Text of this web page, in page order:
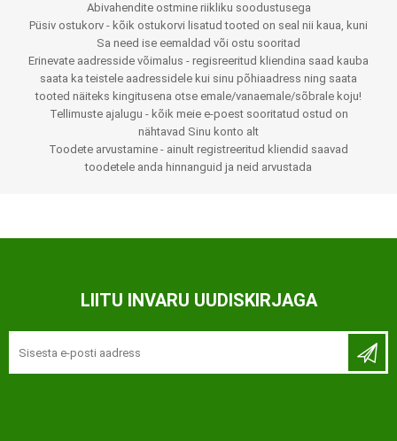
Abivahendite ostmine riikliku soodustusega
Püsiv ostukorv - kõik ostukorvi lisatud tooted on seal nii kaua, kuni
Sa need ise eemaldad või ostu sooritad
Erinevate aadresside võimalus - regisreeritud kliendina saad kauba
saata ka teistele aadressidele kui sinu põhiaadress ning saata
tooted näiteks kingitusena otse emale/vanaemale/sõbrale koju!
Tellimuste ajalugu - kõik meie e-poest sooritatud ostud on
nähtavad Sinu konto alt
Toodete arvustamine - ainult registreeritud kliendid saavad
toodetele anda hinnanguid ja neid arvustada
LIITU INVARU UUDISKIRJAGA